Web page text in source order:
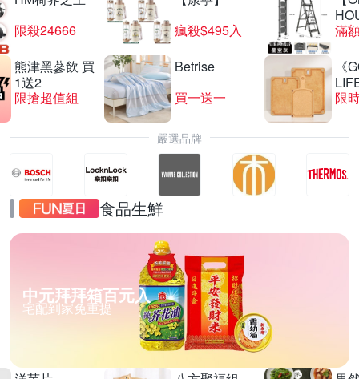
限殺24666
瘋殺$495入
滿
熊津黑蔘飲 買
1送2
限搶超值組
Betrise
買一送一
《
限
嚴選品牌
食品生鮮
中元拜拜箱百元入
宅配到家免重提